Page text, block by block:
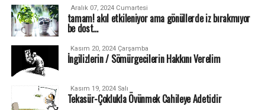
Aralık 07, 2024 Cumartesi
tamam! akıl etkileniyor ama gönüllerde iz bırakmıyor
be dost...
Kasım 20, 2024 Çarşamba
İngilizlerin / Sömürgecilerin Hakkını Verelim
Kasım 19, 2024 Salı
Tekasür-Çoklukla Övünmek Cahileye Adetidir